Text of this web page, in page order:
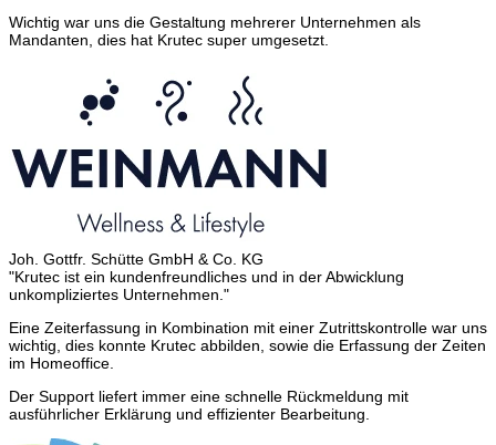
Wichtig war uns die Gestaltung mehrerer Unternehmen als
Mandanten, dies hat Krutec super umgesetzt.
Joh. Gottfr. Schütte GmbH & Co. KG
"Krutec ist ein kundenfreundliches und in der Abwicklung
unkompliziertes Unternehmen."
Eine Zeiterfassung in Kombination mit einer Zutrittskontrolle war uns
wichtig, dies konnte Krutec abbilden, sowie die Erfassung der Zeiten
im Homeoffice.
Der Support liefert immer eine schnelle Rückmeldung mit
ausführlicher Erklärung und effizienter Bearbeitung.